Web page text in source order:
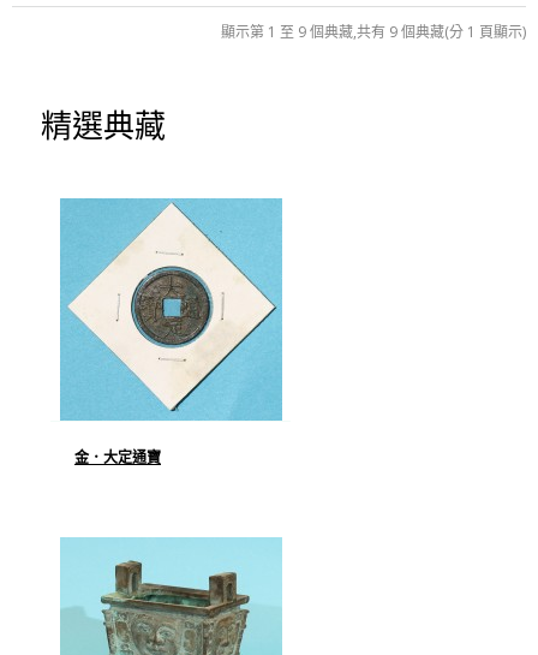
顯示第 1 至 9 個典藏,共有 9 個典藏(分 1 頁顯示)
精選典藏
金．大定通寶